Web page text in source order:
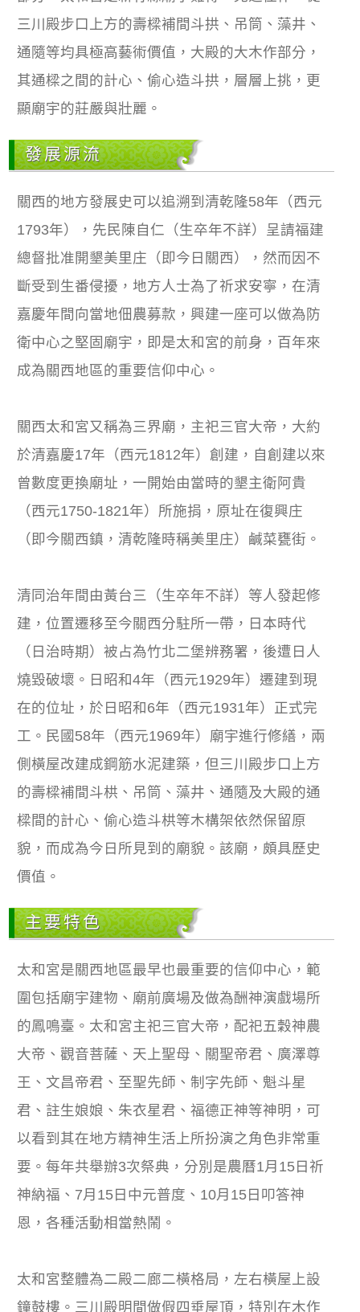
三川殿步口上方的壽樑補間斗拱、吊筒、藻井、
通隨等均具極高藝術價值，大殿的大木作部分，
其通樑之間的計心、偷心造斗拱，層層上挑，更
顯廟宇的莊嚴與壯麗。
發展源流
關西的地方發展史可以追溯到清乾隆58年（西元
1793年），先民陳自仁（生卒年不詳）呈請福建
總督批准開墾美里庄（即今日關西），然而因不
斷受到生番侵擾，地方人士為了祈求安寧，在清
嘉慶年間向當地佃農募款，興建一座可以做為防
衛中心之堅固廟宇，即是太和宮的前身，百年來
成為關西地區的重要信仰中心。
關西太和宮又稱為三界廟，主祀三官大帝，大約
於清嘉慶17年（西元1812年）創建，自創建以來
曾數度更換廟址，一開始由當時的墾主衛阿貴
（西元1750-1821年）所施捐，原址在復興庄
（即今關西鎮，清乾隆時稱美里庄）鹹菜甕街。
清同治年間由黃台三（生卒年不詳）等人發起修
建，位置遷移至今關西分駐所一帶，日本時代
（日治時期）被占為竹北二堡辨務署，後遭日人
燒毀破壞。日昭和4年（西元1929年）遷建到現
在的位址，於日昭和6年（西元1931年）正式完
工。民國58年（西元1969年）廟宇進行修繕，兩
側橫屋改建成鋼筋水泥建築，但三川殿步口上方
的壽樑補間斗栱、吊筒、藻井、通隨及大殿的通
樑間的計心、偷心造斗栱等木構架依然保留原
貌，而成為今日所見到的廟貌。該廟，頗具歷史
價值。
主要特色
太和宮是關西地區最早也最重要的信仰中心，範
圍包括廟宇建物、廟前廣場及做為酬神演戲場所
的鳳鳴臺。太和宮主祀三官大帝，配祀五穀神農
大帝、觀音菩薩、天上聖母、關聖帝君、廣澤尊
王、文昌帝君、至聖先師、制字先師、魁斗星
君、註生娘娘、朱衣星君、福德正神等神明，可
以看到其在地方精神生活上所扮演之角色非常重
要。每年共舉辦3次祭典，分別是農曆1月15日祈
神納福、7月15日中元普度、10月15日叩答神
恩，各種活動相當熱鬧。
太和宮整體為二殿二廊二橫格局，左右橫屋上設
鐘鼓樓。三川殿明間做假四垂屋頂，特別在木作